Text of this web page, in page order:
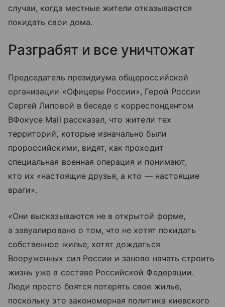
случаи, когда местные жители отказываются
покидать свои дома.
Разграбят и все уничтожат
Председатель президиума общероссийской
организации «Офицеры России», Герой России
Сергей Липовой в беседе с корреспондентом
ВФокусе Mail рассказал, что жители тех
территорий, которые изначально были
пророссийскими, видят, как проходит
специальная военная операция и понимают,
кто их «настоящие друзья, а кто — настоящие
враги».
«Они высказываются не в открытой форме,
а завуалировано о том, что не хотят покидать
собственное жилье, хотят дождаться
Вооруженных сил России и заново начать строить
жизнь уже в составе Российской Федерации.
Люди просто боятся потерять свое жилье,
поскольку это закономерная политика киевского